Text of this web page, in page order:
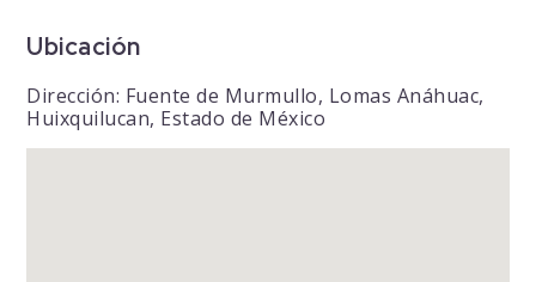
Ubicación
Dirección: Fuente de Murmullo, Lomas Anáhuac,
Huixquilucan, Estado de México